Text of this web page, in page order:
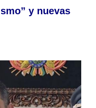
y nuevas